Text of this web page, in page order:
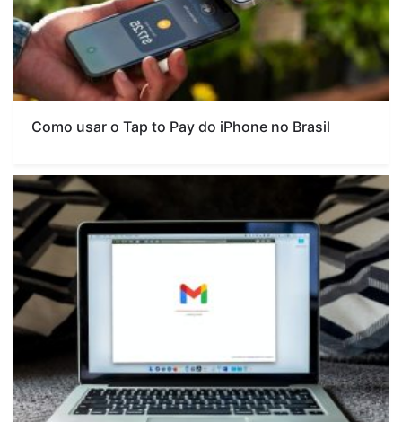
Como usar o Tap to Pay do iPhone no Brasil